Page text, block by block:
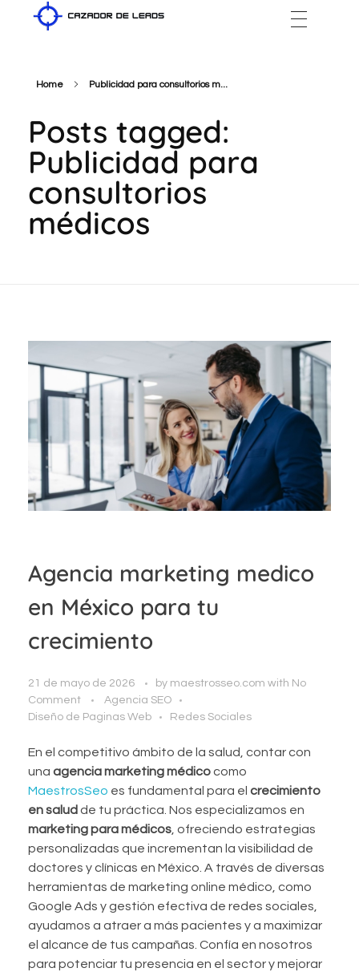
Home Publicidad para consultorios m...
Posts tagged:
Publicidad para
consultorios
médicos
Agencia marketing medico
en México para tu
crecimiento
21 de mayo de 2026 by maestrosseo.com with No
Comment
Agencia SEO
Diseño de Paginas Web
Redes Sociales
En el competitivo ámbito de la salud, contar con
una agencia marketing médicocomo
MaestrosSeo es fundamental para el crecimiento
en salud de tu práctica. Nos especializamos en
marketing para médicos, ofreciendo estrategias
personalizadas que incrementan la visibilidad de
doctores y clínicas en México. A través de diversas
herramientas de marketing online médico, como
Google Ads y gestión efectiva de redes sociales,
ayudamos a atraer a más pacientes y a maximizar
el alcance de tus campañas. Confía en nosotros
para potenciar tu presencia en el sector y mejorar